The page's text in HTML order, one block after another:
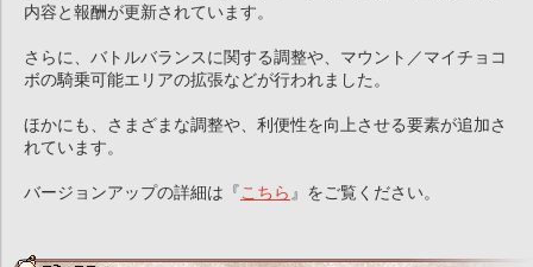
内容と報酬が更新されています。
さらに、バトルバランスに関する調整や、マウント／マイチョコ
ボの騎乗可能エリアの拡張などが行われました。
ほかにも、さまざまな調整や、利便性を向上させる要素が追加さ
れています。
バージョンアップの詳細は『 こちら 』をご覧ください。